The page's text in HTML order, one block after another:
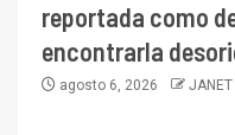
reportada como
encontrarla
agosto 6, 2026 JANET